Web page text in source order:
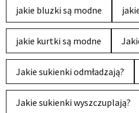
jakie bluzki są modne
jakie kurtki są modne
Jakie sukienki odmładzają?
Jakie sukienki wyszczuplają?